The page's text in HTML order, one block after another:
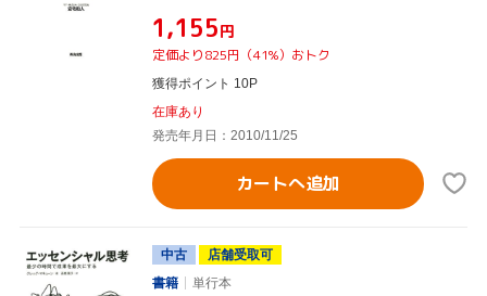
¥1,155円
定価より825円（41%）おトク
獲得ポイント 10P
在庫あり
発売年月日：2010/11/25
カートへ追加
中古
店舗受取可
書籍
単行本